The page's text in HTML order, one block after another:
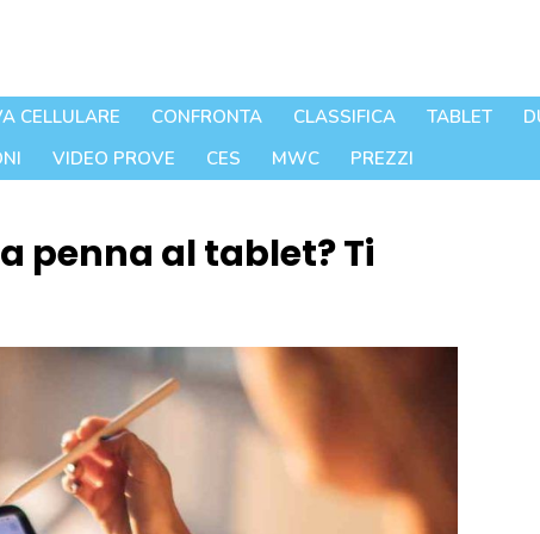
CELLULARE CONFRONTA CLASSIFICA TABLET
VIDEO PROVE CES MWC PREZZI
penna al tablet? Ti